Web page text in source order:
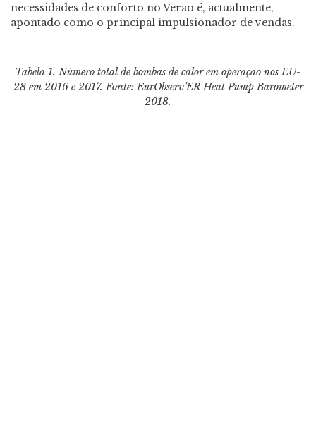
necessidades de conforto no Verão é, actualmente,
apontado como o principal impulsionador de vendas.
Tabela 1. Número total de bombas de calor em operação nos EU-
28 em 2016 e 2017. Fonte: EurObserv’ER Heat Pump Barometer
2018.